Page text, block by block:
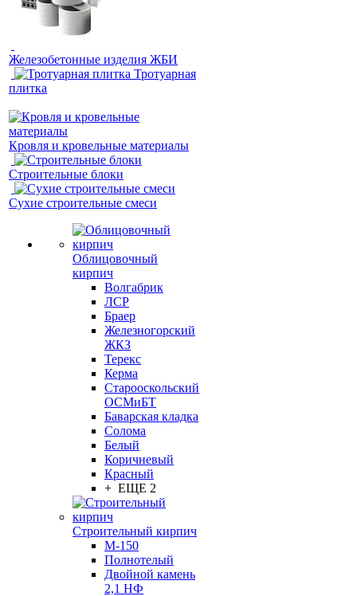
Железобетонные изделия ЖБИ
Тротуарная
плитка
Кровля и кровельные материалы
Строительные блоки
Сухие строительные смеси
Облицовочный
кирпич
Волгабрик
ЛСР
Браер
Железногорский
ЖКЗ
Терекс
Керма
Старооскольский
ОСМиБТ
Баварская кладка
Солома
Белый
Коричневый
Красный
+ ЕЩЕ 2
Строительный кирпич
М-150
Полнотелый
Двойной камень
2,1 НФ